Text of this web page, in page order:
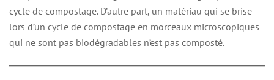
cycle de compostage. D’autre part, un matériau qui se brise
lors d’un cycle de compostage en morceaux microscopiques
qui ne sont pas biodégradables n’est pas composté.